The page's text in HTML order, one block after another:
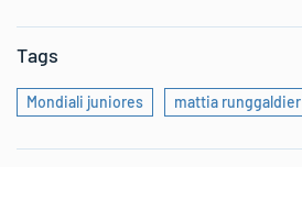
Tags
Mondiali juniores mattia runggaldier